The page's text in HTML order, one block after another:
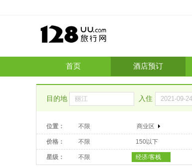
首页 酒店预订
目的地 入住
位置： 不限 商业区
价格： 不限 150以下
星级： 不限 经济/客栈